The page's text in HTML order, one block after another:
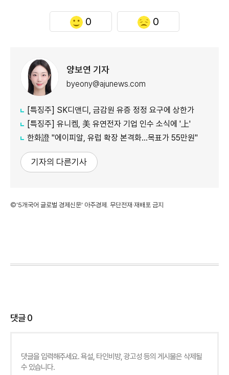
0 0
양보연 기자
byeony@ajunews.com
[특징주] SK디앤디, 금감원 유증 정정 요구에 상한가
[특징주] 유니켐, 美 유연전자 기업 인수 소식에 '上'
한화證 "에이피알, 유럽 확장 본격화…목표가 55만원"
기자의 다른기사
©'5개국어 글로벌 경제신문' 아주경제. 무단전재·재배포 금지
댓글0